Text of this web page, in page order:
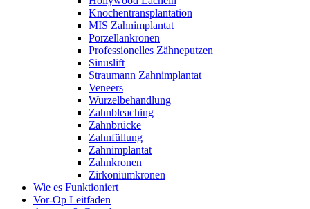
Knochentransplantation
MIS Zahnimplantat
Porzellankronen
Professionelles Zähneputzen
Sinuslift
Straumann Zahnimplantat
Veneers
Wurzelbehandlung
Zahnbleaching
Zahnbrücke
Zahnfüllung
Zahnimplantat
Zahnkronen
Zirkoniumkronen
Wie es Funktioniert
Vor-Op Leitfaden